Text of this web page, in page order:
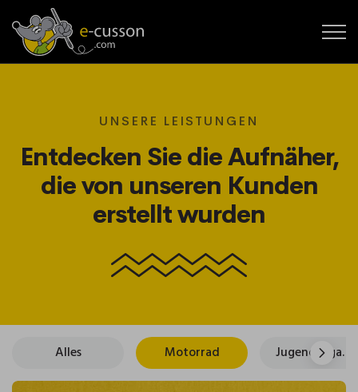
UNSERE LEISTUNGEN
Entdecken Sie die Aufnäher,
die von unseren Kunden
erstellt wurden
Alles Motorrad Jugendorganisationen